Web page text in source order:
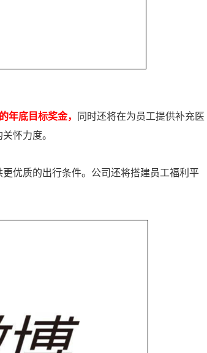
年底目标奖金，
同时还将在为员工提供补充医
怀力度。
优质的出行条件。公司还将搭建员工福利平